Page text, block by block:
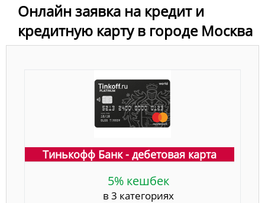
Онлайн заявка на кредит и
кредитную карту в городе Москва
Тинькофф Банк - дебетовая карта
5% кешбек
в 3 категориях